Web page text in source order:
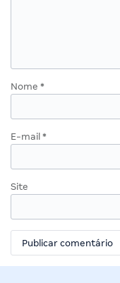
Nome *
E-mail *
Site